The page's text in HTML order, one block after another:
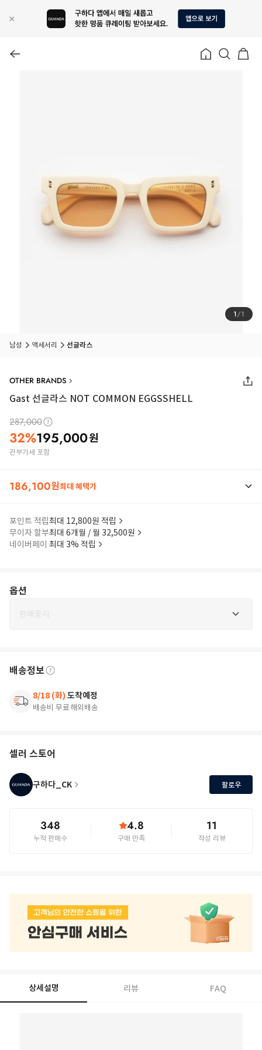
1/1
남성 액세서리 선글라스
OTHER BRANDS
Gast 선글라스 NOT COMMON EGGSSHELL
287,000
32%195,000원
관부가세 포함
186,100원최대 혜택가
포인트 적립최대 12,800원 적립
무이자 할부최대 6개월 / 월 32,500원
네이버페이 최대 3% 적립
옵션
판매중지
배송정보
8/18 (화) 도착예정
배송비 무료해외배송
셀러 스토어
구하다_CK 팔로우
348
누적 판매수
4.8
구매 만족
11
작성 리뷰
상세설명 리뷰 FAQ